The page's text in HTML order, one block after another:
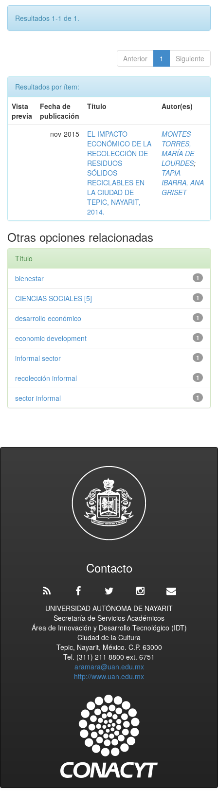
Resultados 1-1 de 1.
Anterior 1 Siguiente
Resultados por ítem:
Vista
previa
Fecha de
publicación
Título Autor(es)
nov-2015
EL IMPACTO
ECONÓMICO DE LA
RECOLECCIÓN DE
RESIDUOS
SÓLIDOS
RECICLABLES EN
LA CIUDAD DE
TEPIC, NAYARIT,
2014.
MONTES
TORRES,
MARÍA DE
LOURDES;
TAPIA
IBARRA, ANA
GRISET
Otras opciones relacionadas
Título
1
bienestar
1
CIENCIAS SOCIALES [5]
1
desarrollo económico
1
economic development
1
informal sector
1
recolección informal
1
sector informal
Contacto
UNIVERSIDAD AUTÓNOMA DE NAYARIT
Secretaría de Servicios Académicos
Área de Innovación y Desarrollo Tecnológico (IDT)
Ciudad de la Cultura
Tepic, Nayarit, México. C.P. 63000
Tel. (311) 211 8800 ext. 6751
aramara@uan.edu.mx
http://www.uan.edu.mx